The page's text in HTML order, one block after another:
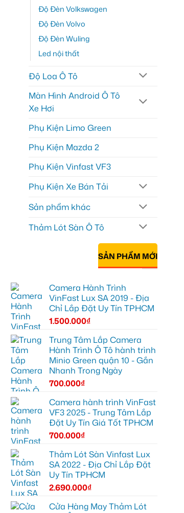
Độ Đèn Volkswagen
Độ Đèn Volvo
Độ Đèn Wuling
Led nội thất
Độ Loa Ô Tô
Màn Hình Android Ô Tô
Xe Hơi
Phụ Kiện Limo Green
Phụ Kiện Mazda 2
Phụ Kiện Vinfast VF3
Phụ Kiện Xe Bán Tải
Sản phẩm khác
Thảm Lót Sàn Ô Tô
SẢN PHẨM MỚI
Camera Hành Trình
VinFast Lux SA 2019 - Địa
Chỉ Lắp Đặt Uy Tín TPHCM
1.500.000₫
Trung Tâm Lắp Camera
Hành Trình Ô Tô hành trình
Minio Green quận 10 - Gắn
Nhanh Trong Ngày
700.000₫
Camera hành trình VinFast
VF3 2025 - Trung Tâm Lắp
Đặt Uy Tín Giá Tốt TPHCM
700.000₫
Thảm Lót Sàn Vinfast Lux
SA 2022 - Địa Chỉ Lắp Đặt
Uy Tín TPHCM
2.690.000₫
Cửa Hàng May Thảm Lót